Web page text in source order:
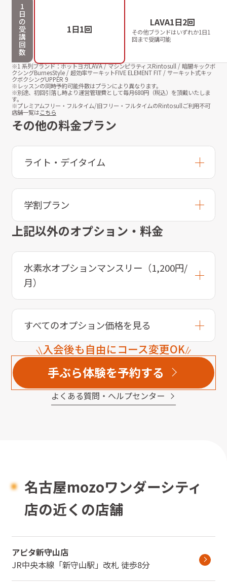
1
日
の
受
講
回
数
1日1回
LAVA1日2回
その他ブランドはいずれか1日1
回まで受講可能
※1 系列ブランド：ホットヨガLAVA / マシンピラティスRintosull / 暗闇キックボ
クシングBurnesStyle / 超効率サーキットFIVE ELEMENT FIT / サーキット式キッ
クボクシングUPPER 9
※レッスンの同時予約可能件数はプランにより異なります。
※別途、初回引落し時より運営管理費として毎月680円（税込）を頂戴いたしま
す。
※プレミアムフリー・フルタイム/旧フリー・フルタイムのRintosullご利用不可
店舗一覧はこちら
その他の料金プラン
ライト・デイタイム
学割プラン
上記以外のオプション・料金
水素水オプションマンスリー（1,200円/
月）
すべてのオプション価格を見る
入会後も自由にコース変更OK
手ぶら体験を予約する
よくある質問・へルプセンター
名古屋mozoワンダーシティ
店の近くの店舗
アピタ新守山店
JR中央本線「新守山駅」 改札 徒歩8分